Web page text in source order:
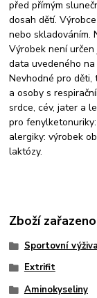
před přímým
dosah dětí.
nebo skladováním.
Výrobek není
data uvedeného
Nevhodné pro děti,
a osoby s
srdce, cév, jater a
pro
alergiky: výrobek
laktózy.
Zboží
Sportovní výživa
Extrifit
Aminokyseliny